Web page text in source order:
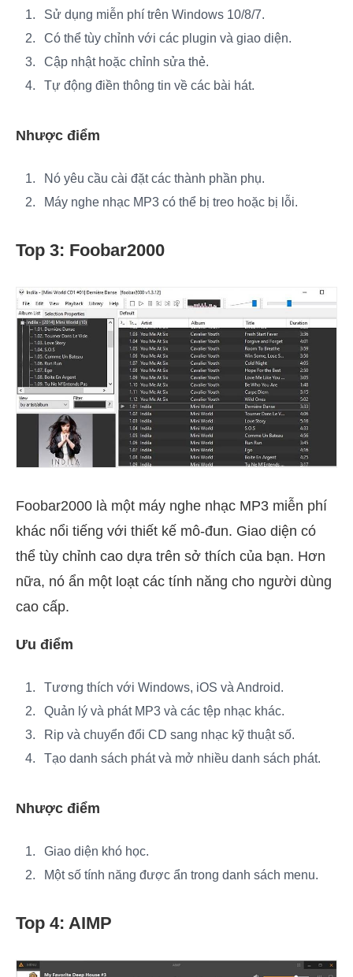
Sử dụng miễn phí trên Windows 10/8/7.
Có thể tùy chỉnh với các plugin và giao diện.
Cập nhật hoặc chỉnh sửa thẻ.
Tự động điền thông tin về các bài hát.
Nhược điểm
Nó yêu cầu cài đặt các thành phần phụ.
Máy nghe nhạc MP3 có thể bị treo hoặc bị lỗi.
Top 3: Foobar2000
Foobar2000 là một máy nghe nhạc MP3 miễn phí
khác nổi tiếng với thiết kế mô-đun. Giao diện có
thể tùy chỉnh cao dựa trên sở thích của bạn. Hơn
nữa, nó ẩn một loạt các tính năng cho người dùng
cao cấp.
Ưu điểm
Tương thích với Windows, iOS và Android.
Quản lý và phát MP3 và các tệp nhạc khác.
Rip và chuyển đổi CD sang nhạc kỹ thuật số.
Tạo danh sách phát và mở nhiều danh sách phát.
Nhược điểm
Giao diện khó học.
Một số tính năng được ẩn trong danh sách menu.
Top 4: AIMP